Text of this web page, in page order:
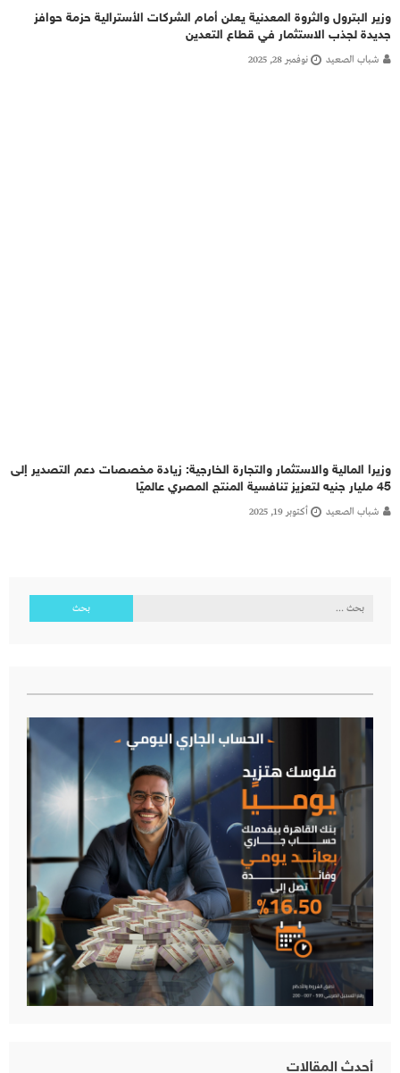
وزير البترول والثروة المعدنية يعلن أمام الشركات الأسترالية حزمة حوافز
جديدة لجذب الاستثمار في قطاع التعدين
شباب الصعيد نوفمبر 28, 2025
وزيرا المالية والاستثمار والتجارة الخارجية: زيادة مخصصات دعم التصدير إلى
45 مليار جنيه لتعزيز تنافسية المنتج المصري عالميًا
شباب الصعيد أكتوبر 19, 2025
البحث
أحدث المقالات